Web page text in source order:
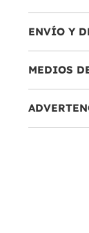
ENVÍO Y
MEDIOS